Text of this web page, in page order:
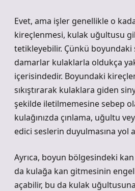
Evet, ama işler genellikle o
kireçlenmesi, kulak uğultusu
tetikleyebilir. Çünkü boyundaki
damarlar kulaklarla oldukça
içerisindedir. Boyundaki
sıkıştırarak kulaklara giden
şekilde iletilmemesine sebep
kulağınızda çınlama, uğultu
edici seslerin duyulmasına yol
Ayrıca, boyun bölgesindeki kan
da kulağa kan gitmesinin
açabilir, bu da kulak